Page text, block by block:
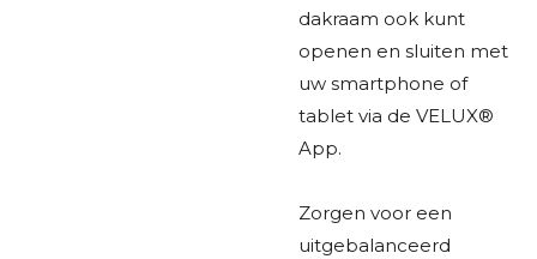
dakraam ook kunt
openen en sluiten met
uw smartphone of
tablet via de VELUX®
App.
Zorgen voor een
uitgebalanceerd